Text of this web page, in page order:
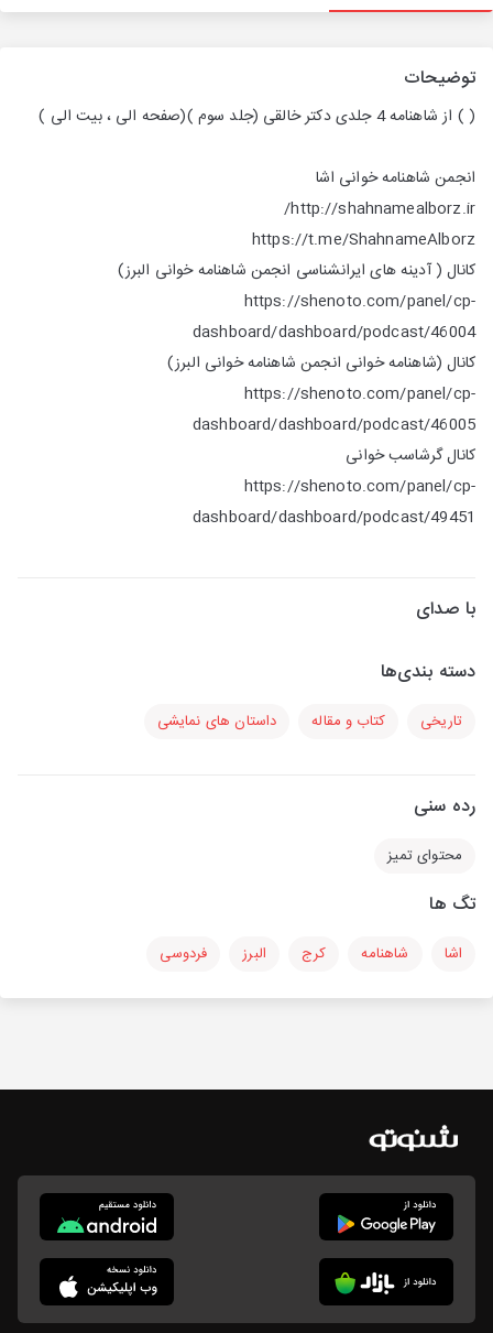
توضیحات
( ) از شاهنامه 4 جلدی دکتر خالقی (جلد سوم )(صفحه الی ، بیت الی )
انجمن شاهنامه خوانی اشا
http://shahnamealborz.ir/
https://t.me/ShahnameAlborz
کانال ( آدینه های ایرانشناسی انجمن شاهنامه خوانی البرز)
https://shenoto.com/panel/cp-
dashboard/dashboard/podcast/46004
کانال (شاهنامه خوانی انجمن شاهنامه خوانی البرز)
https://shenoto.com/panel/cp-
dashboard/dashboard/podcast/46005
کانال گرشاسب خوانی
https://shenoto.com/panel/cp-
dashboard/dashboard/podcast/49451
با صدای
دسته بندی‌ها
تاریخی کتاب و مقاله داستان های نمایشی
رده سنی
محتوای تمیز
تگ ها
اشا شاهنامه کرج البرز فردوسی